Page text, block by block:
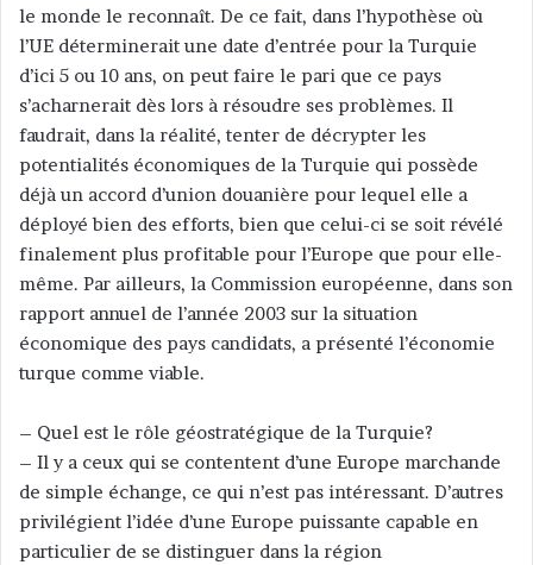
le monde le reconnaît. De ce fait, dans l’hypothèse où
l’UE déterminerait une date d’entrée pour la Turquie
d’ici 5 ou 10 ans, on peut faire le pari que ce pays
s’acharnerait dès lors à résoudre ses problèmes. Il
faudrait, dans la réalité, tenter de décrypter les
potentialités économiques de la Turquie qui possède
déjà un accord d’union douanière pour lequel elle a
déployé bien des efforts, bien que celui-ci se soit révélé
finalement plus profitable pour l’Europe que pour elle-
même. Par ailleurs, la Commission européenne, dans son
rapport annuel de l’année 2003 sur la situation
économique des pays candidats, a présenté l’économie
turque comme viable.
– Quel est le rôle géostratégique de la Turquie?
– Il y a ceux qui se contentent d’une Europe marchande
de simple échange, ce qui n’est pas intéressant. D’autres
privilégient l’idée d’une Europe puissante capable en
particulier de se distinguer dans la région